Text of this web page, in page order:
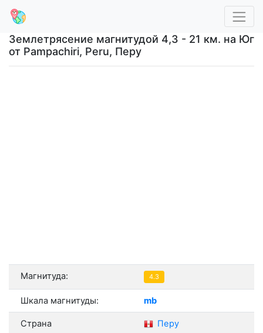
Землетрясение магнитудой 4,3 - 21 км. на Юг
от Pampachiri, Peru, Перу
Магнитуда: 4.3
Шкала магнитуды: mb
Страна Перу